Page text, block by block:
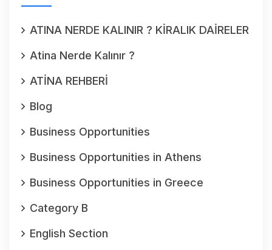
ATINA NERDE KALINIR ? KİRALIK DAİRELER
Atina Nerde Kalınır ?
ATİNA REHBERİ
Blog
Business Opportunities
Business Opportunities in Athens
Business Opportunities in Greece
Category B
English Section